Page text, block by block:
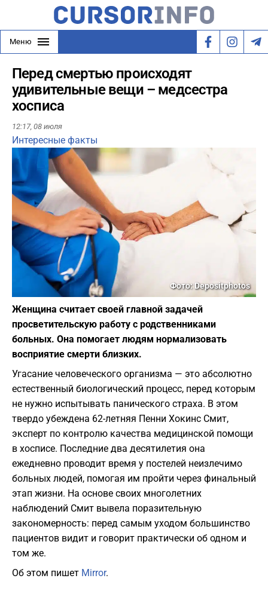
Меню
Перед смертью происходят
удивительные вещи – медсестра
хосписа
12:17, 08 июля
Интересные факты
Фото: Depositphotos
Женщина считает своей главной задачей
просветительскую работу с родственниками
больных. Она помогает людям нормализовать
восприятие смерти близких.
Угасание человеческого организма — это абсолютно
естественный биологический процесс, перед которым
не нужно испытывать панического страха. В этом
твердо убеждена 62-летняя Пенни Хокинс Смит,
эксперт по контролю качества медицинской помощи
в хосписе. Последние два десятилетия она
ежедневно проводит время у постелей неизлечимо
больных людей, помогая им пройти через финальный
этап жизни. На основе своих многолетних
наблюдений Смит вывела поразительную
закономерность: перед самым уходом большинство
пациентов видит и говорит практически об одном и
том же.
Об этом пишет Mirror.